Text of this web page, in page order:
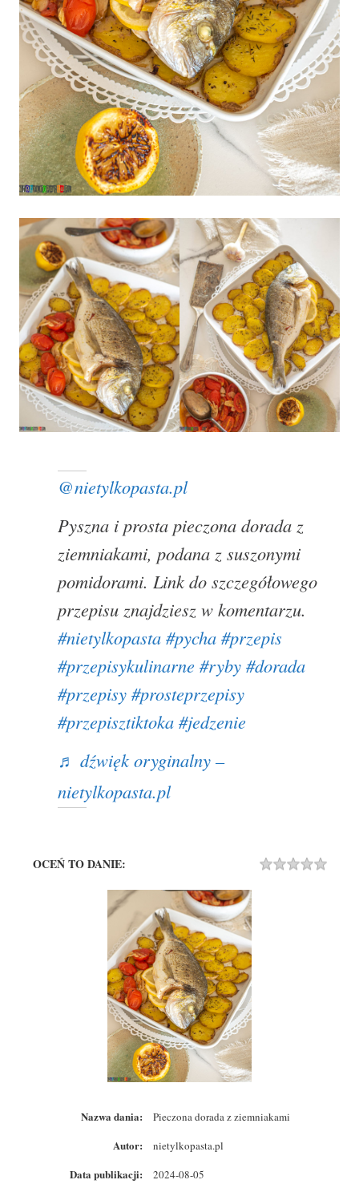
@nietylkopasta.pl
Pyszna i prosta pieczona dorada z
ziemniakami, podana z suszonymi
pomidorami. Link do szczegółowego
przepisu znajdziesz w komentarzu.
#nietylkopasta #pycha #przepis
#przepisykulinarne #ryby #dorada
#przepisy #prosteprzepisy
#przepisztiktoka #jedzenie
♬ dźwięk oryginalny –
nietylkopasta.pl
OCEŃ TO DANIE: Rating
Nazwa dania: Pieczona dorada z ziemniakami
Autor: nietylkopasta.pl
Data publikacji: 2024-08-05